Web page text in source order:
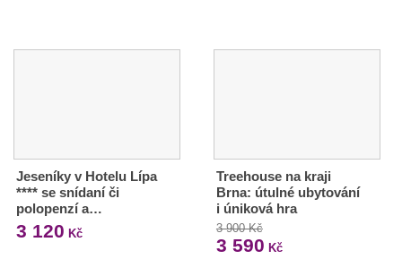
Jeseníky v Hotelu Lípa
**** se snídaní či
polopenzí a…
3 120 Kč
Treehouse na kraji
Brna: útulné ubytování
i úniková hra
3 900 Kč
3 590 Kč